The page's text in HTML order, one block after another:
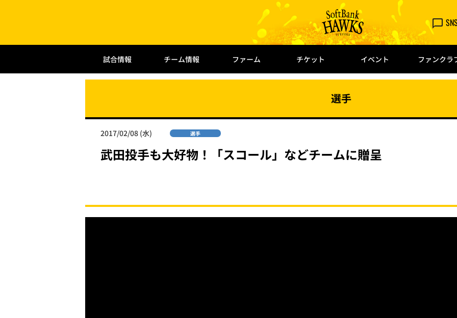
試合情報 チーム情報 ファーム チケット イベント ファンクラ
選手
2017/02/08 (水) 選手
武田投手も大好物！「スコール」などチームに贈呈